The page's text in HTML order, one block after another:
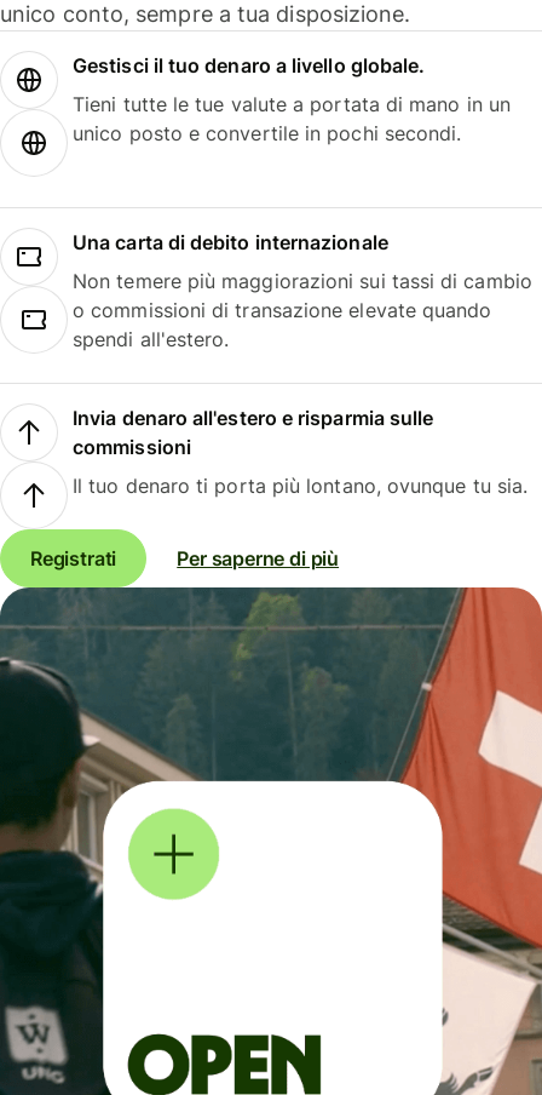
unico conto, sempre a tua disposizione.
Gestisci il tuo denaro a livello globale.
Tieni tutte le tue valute a portata di mano in un
unico posto e convertile in pochi secondi.
Una carta di debito internazionale
Non temere più maggiorazioni sui tassi di cambio
o commissioni di transazione elevate quando
spendi all'estero.
Invia denaro all'estero e risparmia sulle
commissioni
Il tuo denaro ti porta più lontano, ovunque tu sia.
Registrati Per saperne di più